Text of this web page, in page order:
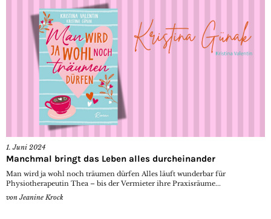
1. Juni 2024
Manchmal bringt das Leben alles durcheinander
Man wird ja wohl noch träumen dürfen Alles läuft wunderbar für
Physiotherapeutin Thea – bis der Vermieter ihre Praxisräume...
vonJeanine Krock